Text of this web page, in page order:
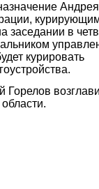
Андрея
заседании в
курировать
Горелов